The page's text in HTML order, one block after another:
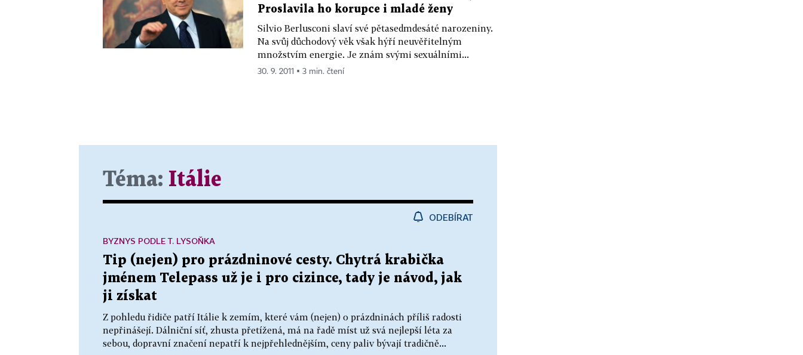
Proslavila ho korupce i mladé ženy
Silvio Berlusconi slaví své pětasedmdesáté narozeniny.
Na svůj důchodový věk však hýří neuvěřitelným
množstvím energie. Je znám svými sexuálními...
30. 9. 2011 ▪ 3 min. čtení
Téma: Itálie
ODEBÍRAT
Tip (nejen) pro prázdninové cesty. Chytrá krabička
jménem Telepass už je i pro cizince, tady je návod, jak
ji získat
Z pohledu řidiče patří Itálie k zemím, které vám (nejen) o prázdninách příliš radosti
nepřinášejí. Dálniční síť, zhusta přetížená, má na řadě míst už svá nejlepší léta za
sebou, dopravní značení nepatří k nejpřehlednějším, ceny paliv bývají tradičně...
BYZNYS PODLE T. LYSOŇKA